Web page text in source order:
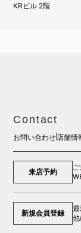
KRビル 2階
Contact
お問い合わせ店舗情
来店予約
新規会員登録